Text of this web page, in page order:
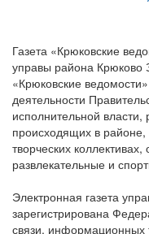
Газета «Крюковские
управы района Крюково
«Крюковские
деятельности
исполнительной власти,
происходящих в
творческих
развлекательные и
Электронная газета
зарегистрирована
связи, информационных